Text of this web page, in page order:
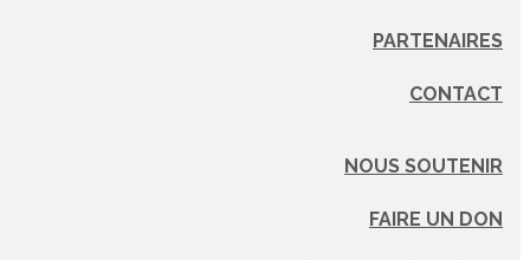
PARTENAIRES
CONTACT
NOUS SOUTENIR
FAIRE UN DON